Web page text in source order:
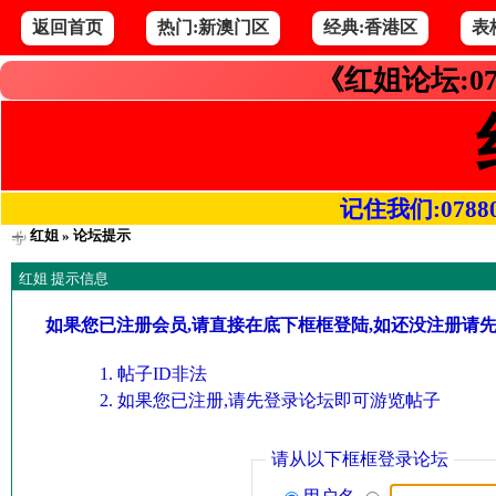
返回首页 热门:新澳门区 经典:香港区 表
《红姐论坛
记住我们
红姐» 论坛提示
红姐 提示信息
如果您已注册会员,请直接在底下框框登陆,如还没注册请
帖子ID非法
如果您已注册,请先登录论坛即可游览帖子
请从以下框框登录论坛